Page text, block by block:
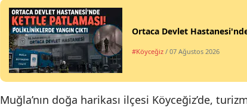
Ortaca Devlet
#Köyceğiz / 07 Ağustos 2026
Muğla’nın doğa harikası ilçesi Köyceğiz’de,